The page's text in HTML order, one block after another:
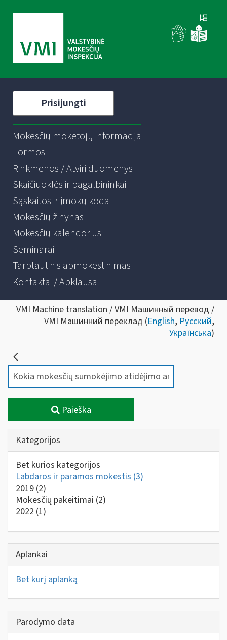
Prisijungti
Mokesčių mokėtojų informacija
Formos
Rinkmenos / Atviri duomenys
Skaičiuoklės ir pagalbininkai
Sąskaitos ir įmokų kodai
Mokesčių žinynas
Mokesčių kalendorius
Seminarai
Tarptautinis apmokestinimas
Kontaktai / Apklausa
VMI Machine translation / VMI Машинный перевод /
VMI Машинний переклад (English, Русский,
Українська)
Paieška
Kategorijos
Bet kurios kategorijos
Labdaros ir paramos mokestis (3)
2019 (2)
Mokesčių pakeitimai (2)
2022 (1)
Aplankai
Bet kurį aplanką
Parodymo data